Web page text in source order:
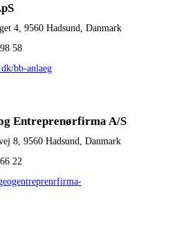
4, 9560 Hadsund, Danmark
58
bb-anlaeg
Entreprenørfirma A/S
8, 9560 Hadsund, Danmark
22